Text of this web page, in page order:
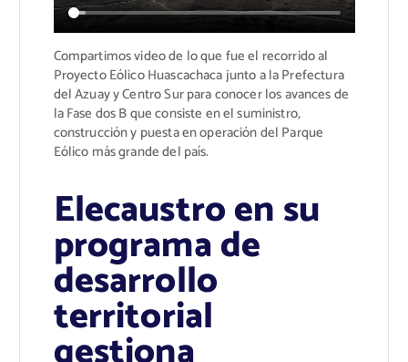
Compartimos video de lo que fue el recorrido al
Proyecto Eólico Huascachaca junto a la Prefectura
del Azuayy Centro Surpara conocer los avances de
la Fase dos B que consiste en el suministro,
construcción y puesta en operación del Parque
Eólico más grande del país.
Elecaustro en su
programa de
desarrollo
territorial